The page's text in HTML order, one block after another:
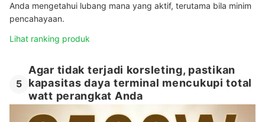
Anda mengetahui lubang mana yang aktif, terutama bila minim
pencahayaan.
Lihat ranking produk
5
Agar tidak terjadi korsleting, pastikan
kapasitas daya terminal mencukupi total
watt perangkat Anda